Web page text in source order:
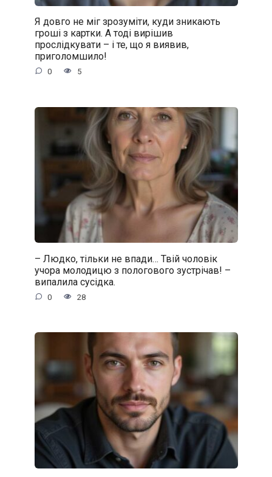
Я довго не міг зрозуміти, куди зникають
гроші з картки. А тоді вирішив
прослідкувати – і те, що я виявив,
приголомшило!
0 5
– Людко, тільки не впади… Твій чоловік
учора молодицю з пологового зустрічав! –
випалила сусідка.
0 28